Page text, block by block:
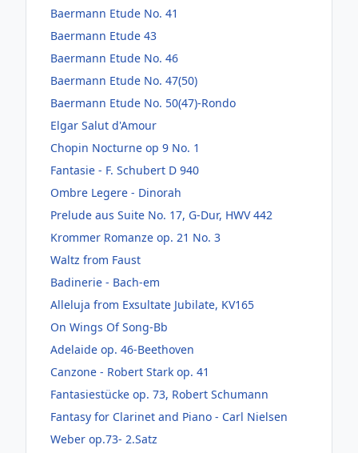
Baermann Etude No. 41
Baermann Etude 43
Baermann Etude No. 46
Baermann Etude No. 47(50)
Baermann Etude No. 50(47)-Rondo
Elgar Salut d'Amour
Chopin Nocturne op 9 No. 1
Fantasie - F. Schubert D 940
Ombre Legere - Dinorah
Prelude aus Suite No. 17, G-Dur, HWV 442
Krommer Romanze op. 21 No. 3
Waltz from Faust
Badinerie - Bach-em
Alleluja from Exsultate Jubilate, KV165
On Wings Of Song-Bb
Adelaide op. 46-Beethoven
Canzone - Robert Stark op. 41
Fantasiestücke op. 73, Robert Schumann
Fantasy for Clarinet and Piano - Carl Nielsen
Weber op.73- 2.Satz